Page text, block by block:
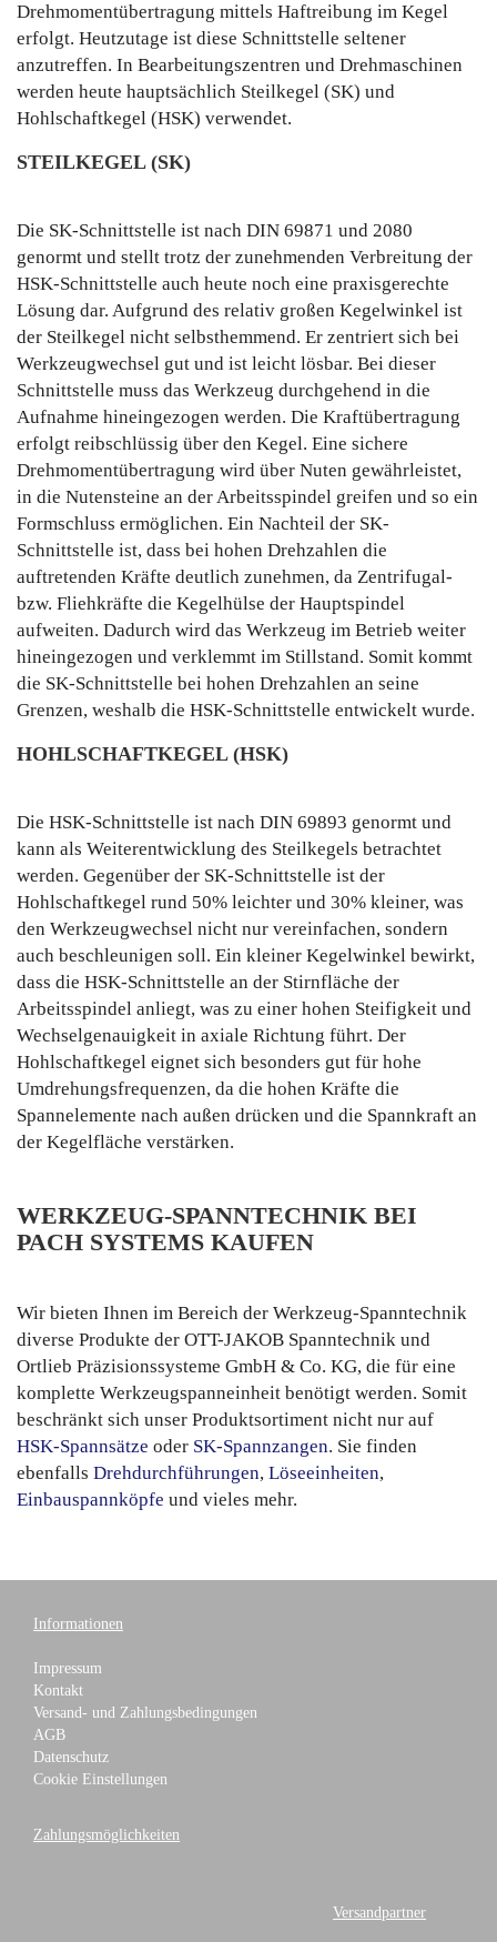
Drehmomentübertragung mittels Haftreibung im Kegel
erfolgt. Heutzutage ist diese Schnittstelle seltener
anzutreffen. In Bearbeitungszentren und Drehmaschinen
werden heute hauptsächlich Steilkegel (SK) und
Hohlschaftkegel (HSK) verwendet.
STEILKEGEL (SK)
Die SK-Schnittstelle ist nach DIN 69871 und 2080
genormt und stellt trotz der zunehmenden Verbreitung der
HSK-Schnittstelle auch heute noch eine praxisgerechte
Lösung dar. Aufgrund des relativ großen Kegelwinkel ist
der Steilkegel nicht selbsthemmend. Er zentriert sich bei
Werkzeugwechsel gut und ist leicht lösbar. Bei dieser
Schnittstelle muss das Werkzeug durchgehend in die
Aufnahme hineingezogen werden. Die Kraftübertragung
erfolgt reibschlüssig über den Kegel. Eine sichere
Drehmomentübertragung wird über Nuten gewährleistet,
in die Nutensteine an der Arbeitsspindel greifen und so ein
Formschluss ermöglichen. Ein Nachteil der SK-
Schnittstelle ist, dass bei hohen Drehzahlen die
auftretenden Kräfte deutlich zunehmen, da Zentrifugal-
bzw. Fliehkräfte die Kegelhülse der Hauptspindel
aufweiten. Dadurch wird das Werkzeug im Betrieb weiter
hineingezogen und verklemmt im Stillstand. Somit kommt
die SK-Schnittstelle bei hohen Drehzahlen an seine
Grenzen, weshalb die HSK-Schnittstelle entwickelt wurde.
HOHLSCHAFTKEGEL (HSK)
Die HSK-Schnittstelle ist nach DIN 69893 genormt und
kann als Weiterentwicklung des Steilkegels betrachtet
werden. Gegenüber der SK-Schnittstelle ist der
Hohlschaftkegel rund 50% leichter und 30% kleiner, was
den Werkzeugwechsel nicht nur vereinfachen, sondern
auch beschleunigen soll. Ein kleiner Kegelwinkel bewirkt,
dass die HSK-Schnittstelle an der Stirnfläche der
Arbeitsspindel anliegt, was zu einer hohen Steifigkeit und
Wechselgenauigkeit in axiale Richtung führt. Der
Hohlschaftkegel eignet sich besonders gut für hohe
Umdrehungsfrequenzen, da die hohen Kräfte die
Spannelemente nach außen drücken und die Spannkraft an
der Kegelfläche verstärken.
WERKZEUG-SPANNTECHNIK BEI
PACH SYSTEMS KAUFEN
Wir bieten Ihnen im Bereich der Werkzeug-Spanntechnik
diverse Produkte der OTT-JAKOB Spanntechnik und
Ortlieb Präzisionssysteme GmbH & Co. KG, die für eine
komplette Werkzeugspanneinheit benötigt werden. Somit
beschränkt sich unser Produktsortiment nicht nur auf
HSK-Spannsätze oder SK-Spannzangen. Sie finden
ebenfalls Drehdurchführungen, Löseeinheiten,
Einbauspannköpfe und vieles mehr.
Informationen
Impressum
Kontakt
Versand- und Zahlungsbedingungen
AGB
Datenschutz
Cookie Einstellungen
Zahlungsmöglichkeiten
Versandpartner